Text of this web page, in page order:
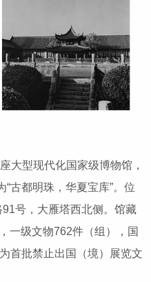
型现代化国家级博物馆，
“古都明珠，华夏宝库”。位
号，大雁塔西北侧。馆藏
一级文物762件（组），国
首批禁止出国（境）展览文